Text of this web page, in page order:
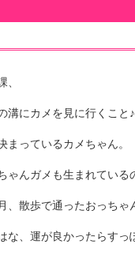
、
溝にカメを見に行くこと♪
まっているカメちゃん。
ゃんガメも生まれている
、散歩で通ったおっちゃ
な、運が良かったらす